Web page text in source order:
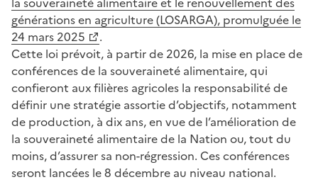
générations en agriculture (LOSARGA), promulguée le
24 mars 2025
.
Cette loi prévoit, à partir de 2026, la mise en place de
conférences de la souveraineté alimentaire, qui
confieront aux filières agricoles la responsabilité de
définir une stratégie assortie d’objectifs, notamment
de production, à dix ans, en vue de l’amélioration de
la souveraineté alimentaire de la Nation ou, tout du
moins, d’assurer sa non-régression. Ces conférences
seront lancées le 8 décembre au niveau national.